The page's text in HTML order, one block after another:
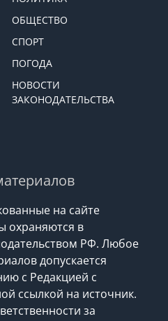
ОБЩЕСТВО
СПОРТ
ПОГОДА
НОВОСТИ
ЗАКОНОДАТЕЛЬСТВА
на сайте
охраняются в
РФ. Любое
допускается
с Редакцией с
ссылкой на источник.
за